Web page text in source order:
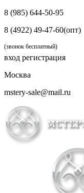
8 (985) 644-50-95
8 (4922) 49-47-60(опт)
(звонок бесплатный)
вход регистрация
Москва
mstery-sale@mail.ru